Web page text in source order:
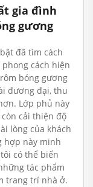
gia đình
gương
đã tìm cách
cách hiện
bóng gương
đương đại, thu
Lớp phủ này
cải thiện độ
lòng của khách
hợp này minh
có thể biến
tác phẩm
trang trí nhà ở.